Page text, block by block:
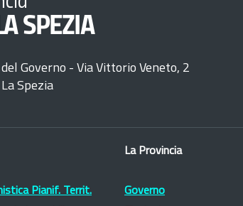
SPEZIA
Governo - Via Vittorio Veneto, 2
Spezia
Pianif. Territ.
La Provincia
Governo